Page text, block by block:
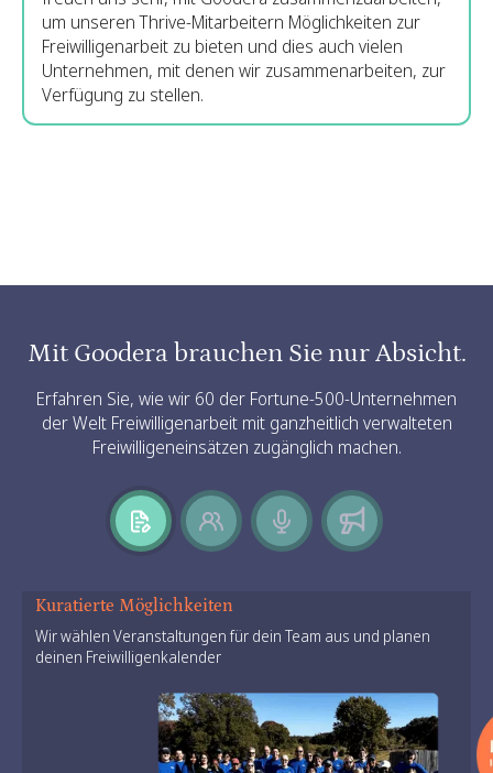
Mit Goodera brauchen Sie nur Absicht.
Erfahren Sie, wie wir 60 der Fortune-500-Unternehmen
der Welt Freiwilligenarbeit mit ganzheitlich verwalteten
Freiwilligeneinsätzen zugänglich machen.
Kuratierte Möglichkeiten
Wir wählen Veranstaltungen für dein Team aus und planen
deinen Freiwilligenkalender